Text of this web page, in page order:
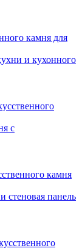
и кухонного
с
стеновая панель